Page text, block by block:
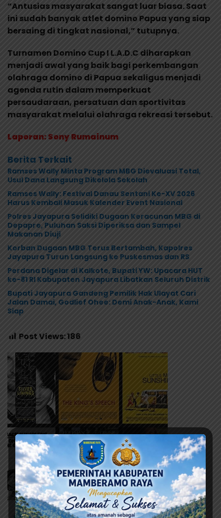
“Antusias masyarakat sangat luar biasa. Saat
ini sudah banyak atlet domino Papua yang siap
bersaing di tingkat nasional,” tutupnya.
Turnamen Domino Cup I L.A.D.C diharapkan
menjadi awal yang baik bagi perkembangan
olahraga domino di Papua sekaligus menjadi
agenda rutin dalam memperkuat
persaudaraan, persatuan dan sportivitas
masyarakat melalui olahraga rekreasi tersebut.
Laporan: Sony Rumainum
Berita Terkait
Ramses Wally Minta Program MBG Dievaluasi Total,
Usul Dana Langsung Dikelola Sekolah
Ramses Wally: Festival Danau Sentani Ke-XV 2026
Harus Kembali Masuk Kalender Event Nasional
Polres Jayapura Selidiki Dugaan Keracunan MBG di
Depapre, Puluhan Saksi Diperiksa dan Sampel
Makanan Diuji
Korban Dugaan MBG Terus Bertambah, Kapolres
Jayapura Turun Langsung ke Puskesmas dan RS
Perdana Digelar di Kalkote, Bupati YW: Upacara HUT
ke-81 RI Kabupaten Jayapura Libatkan Seluruh Distrik
Bupati Jayapura Gandeng Pemilik Hak Ulayat Cari
Jalan Damai, Godlief Ohee: Demi Anak-Anak, Kami
Siap
Post Views:186